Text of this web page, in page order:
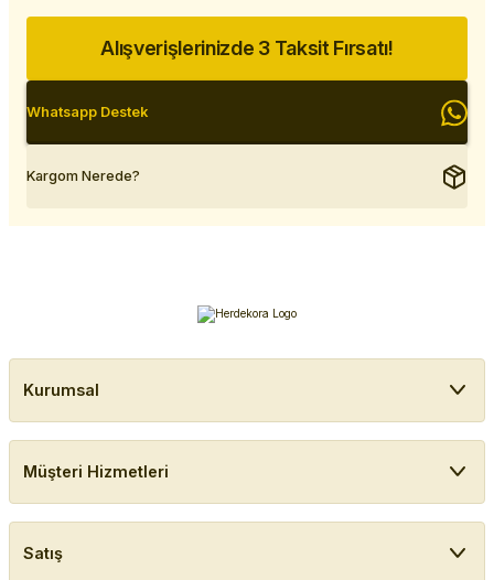
Alışverişlerinizde 3 Taksit Fırsatı!
Whatsapp Destek
Kargom Nerede?
Kurumsal
Müşteri Hizmetleri
Satış